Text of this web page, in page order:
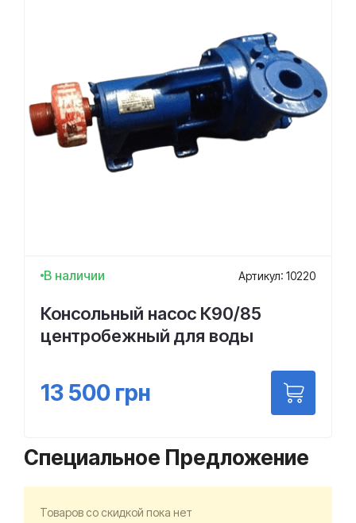
В наличии Артикул: 10220
Консольный насос К90/85
центробежный для воды
13 500 грн
Специальное Предложение
Товаров со скидкой пока нет